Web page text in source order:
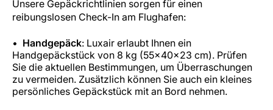
Unsere Gepäckrichtlinien sorgen für einen
reibungslosen Check-In am Flughafen:
Handgepäck: Luxair erlaubt Ihnen ein
Handgepäckstück von 8 kg (55x40x23 cm). Prüfen
Sie die aktuellen Bestimmungen, um Überraschungen
zu vermeiden. Zusätzlich können Sie auch ein kleines
persönliches Gepäckstück mit an Bord nehmen.